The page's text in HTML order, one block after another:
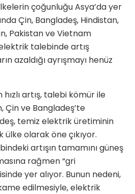
çoğunluğu Asya’da yer
Çin, Bangladeş, Hindistan,
Pakistan ve Vietnam
talebinde artış
azaldığı ayrışmayı henüz
artış, talebi kömür ile
Çin ve Bangladeş’te
temiz elektrik üretiminin
olarak öne çıkıyor.
artışın tamamını güneş
rağmen “gri
yer alıyor. Bunun nedeni,
edilmesiyle, elektrik